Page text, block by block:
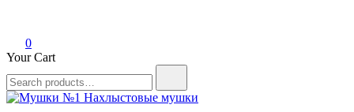
0
Your Cart
for: